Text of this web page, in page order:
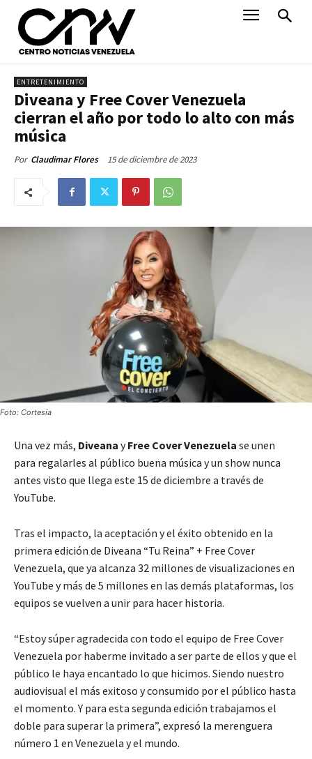
ENTRETENIMIENTO
Diveana y Free Cover Venezuela
cierran el año por todo lo alto con más
música
Por Claudimar Flores 15 de diciembre de 2023
Foto: Cortesía
Una vez más, Diveana yFree Cover Venezuela se unen
para regalarles al público buena música y un show nunca
antes visto que llega este 15 de diciembre a través de
YouTube.
Tras el impacto, la aceptación y el éxito obtenido en la
primera edición de Diveana “Tu Reina” + Free Cover
Venezuela, que ya alcanza 32 millones de visualizaciones en
YouTube y más de 5 millones en las demás plataformas, los
equipos se vuelven a unir para hacer historia.
“Estoy súper agradecida con todo el equipo de Free Cover
Venezuela por haberme invitado a ser parte de ellos y que el
público le haya encantado lo que hicimos. Siendo nuestro
audiovisual el más exitoso y consumido por el público hasta
el momento. Y para esta segunda edición trabajamos el
doble para superar la primera”, expresó la merenguera
número 1 en Venezuela y el mundo.